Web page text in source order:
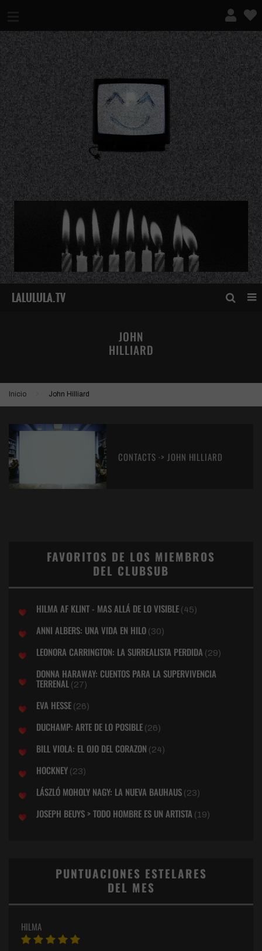
¿QUÉ ES ESTO?
JOHN
HILLIARD
Inicio John Hilliard
CONTACTS ·> JOHN HILLIARD
FAVORITOS DE LOS MIEMBROS
DEL CLUBSUB
HILMA AF KLINT - MAS ALLÁ DE LO VISIBLE (45)
ANNI ALBERS: UNA VIDA EN HILO (30)
LEONORA CARRINGTON: LA SURREALISTA PERDIDA (29)
DONNA HARAWAY: CUENTOS PARA LA SUPERVIVENCIA
TERRENAL (27)
EVA HESSE (26)
DUCHAMP: ARTE DE LO POSIBLE (26)
BILL VIOLA: EL OJO DEL CORAZON (24)
HOCKNEY (23)
LÁSZLÓ MOHOLY NAGY: LA NUEVA BAUHAUS (23)
JOSEPH BEUYS > TODO HOMBRE ES UN ARTISTA (19)
PUNTUACIONES ESTELARES
DEL MES
HILMA